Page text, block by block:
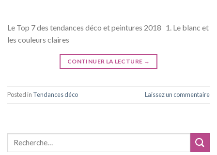
Le Top 7 des tendances déco et peintures 2018 1. Le blanc et
les couleurs claires
CONTINUER LA LECTURE →
Posted in Tendances déco Laissez un commentaire